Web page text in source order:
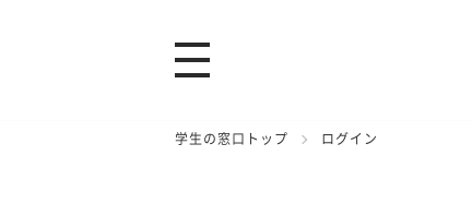
学生の窓口トップ ログイン